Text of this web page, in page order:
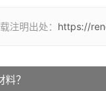
注明出处： https://
？